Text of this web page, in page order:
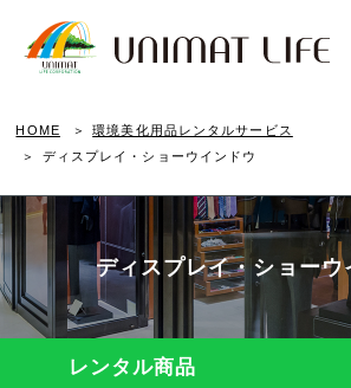
HOME
環境美化用品レンタルサービス
ディスプレイ・ショーウインドウ
ディスプレイ・ショーウ
レンタル商品